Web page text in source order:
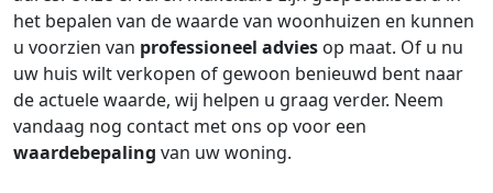
het bepalen van de waarde van woonhuizen en kunnen
u voorzien van professioneel advies op maat. Of u nu
uw huis wilt verkopen of gewoon benieuwd bent naar
de actuele waarde, wij helpen u graag verder. Neem
vandaag nog contact met ons op voor een
waardebepaling van uw woning.